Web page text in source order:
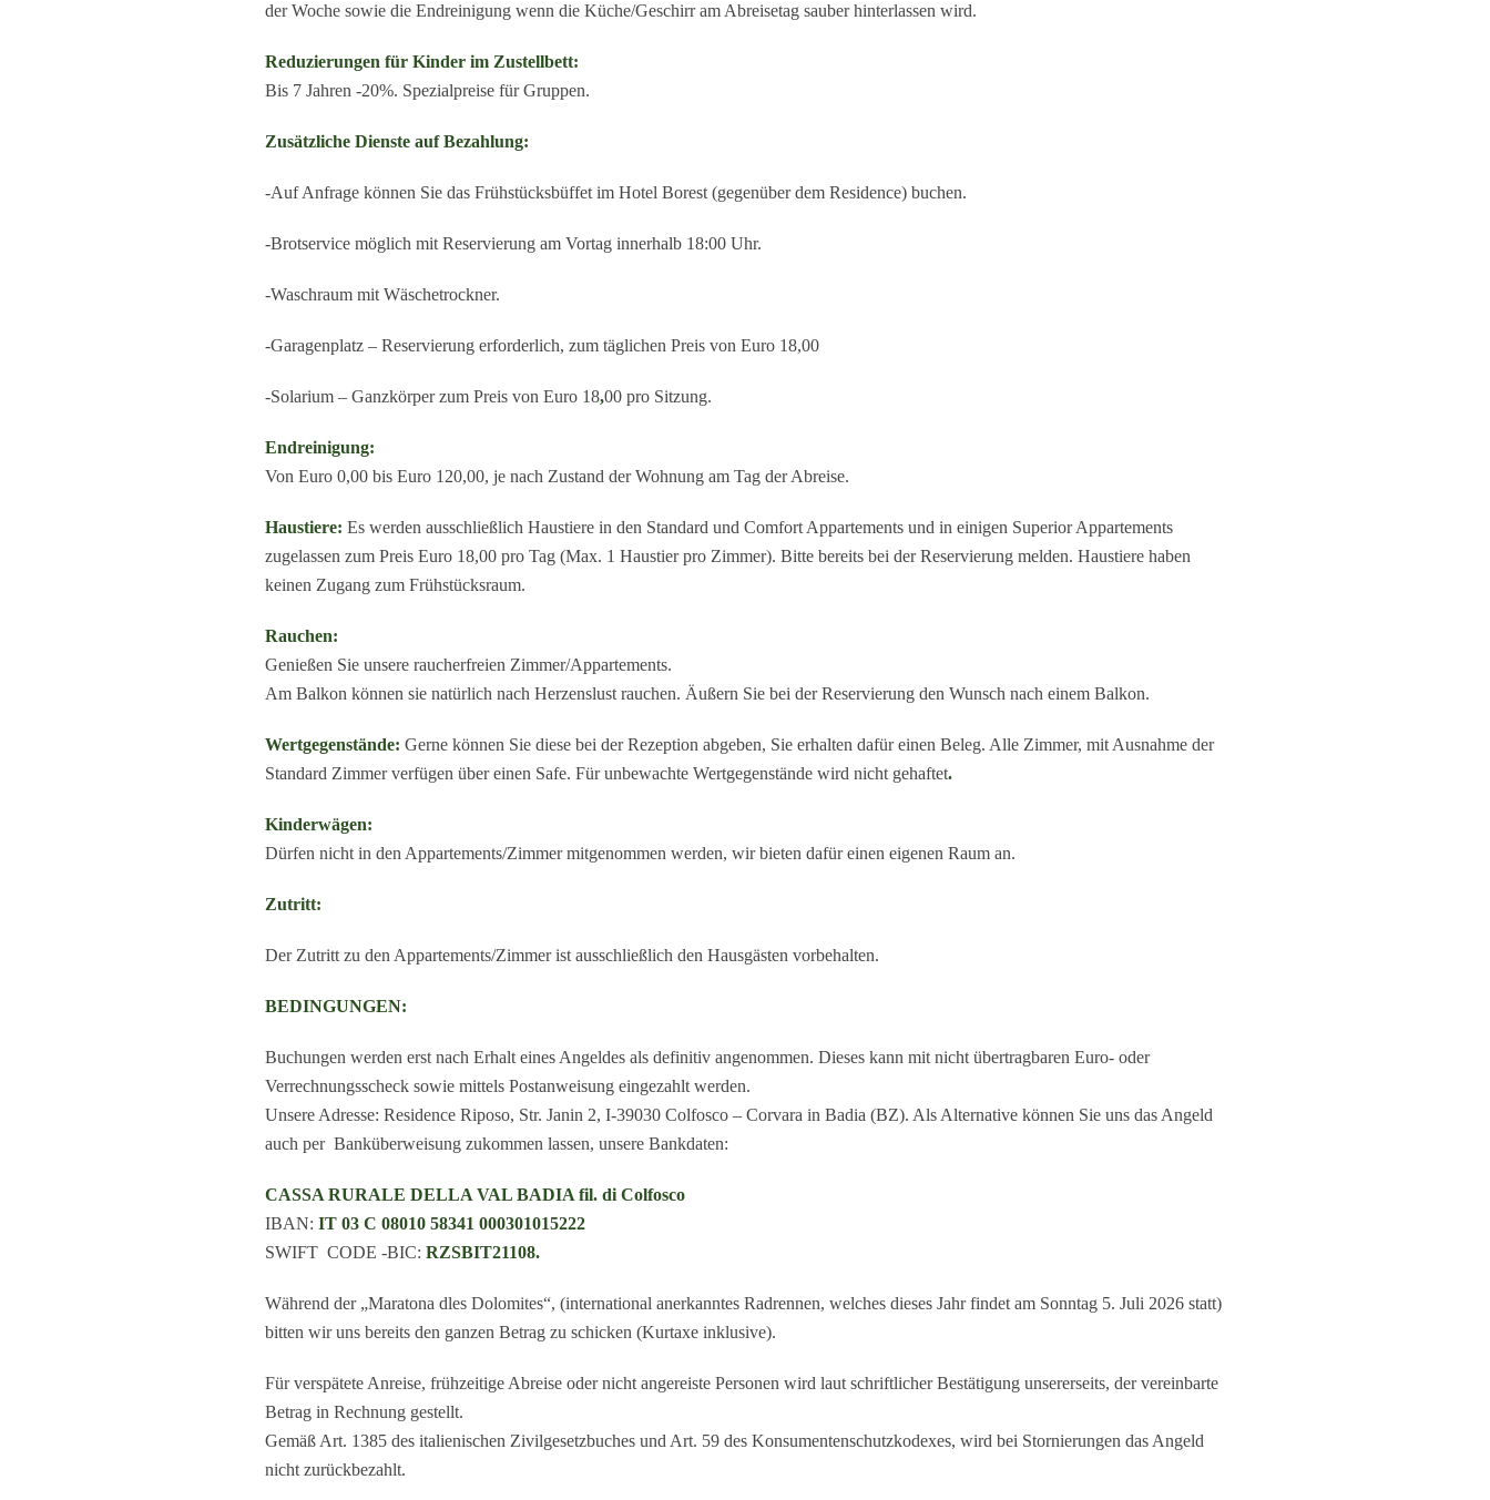
der Woche sowie die Endreinigung wenn die Küche/Geschirr am Abreisetag sauber hinterlassen wird.
Reduzierungen für Kinder im Zustellbett:
Bis 7 Jahren -20%. Spezialpreise für Gruppen.
Zusätzliche Dienste auf Bezahlung:
-Auf Anfrage können Sie das Frühstücksbüffet im Hotel Borest (gegenüber dem Residence) buchen.
-Brotservice möglich mit Reservierung am Vortag innerhalb 18:00 Uhr.
-Waschraum mit Wäschetrockner.
-Garagenplatz – Reservierung erforderlich, zum täglichen Preis von Euro 18,00
-Solarium – Ganzkörper zum Preis von Euro 18,00 pro Sitzung.
Endreinigung:
Von Euro 0,00 bis Euro 120,00, je nach Zustand der Wohnung am Tag der Abreise.
Haustiere: Es werden ausschließlich Haustiere in den Standard und Comfort Appartements und in einigen Superior Appartements
zugelassen zum Preis Euro 18,00 pro Tag (Max. 1 Haustier pro Zimmer). Bitte bereits bei der Reservierung melden. Haustiere haben
keinen Zugang zum Frühstücksraum.
Rauchen:
Genießen Sie unsere raucherfreien Zimmer/Appartements.
Am Balkon können sie natürlich nach Herzenslust rauchen. Äußern Sie bei der Reservierung den Wunsch nach einem Balkon.
Wertgegenstände: Gerne können Sie diese bei der Rezeption abgeben, Sie erhalten dafür einen Beleg. Alle Zimmer, mit Ausnahme der
Standard Zimmer verfügen über einen Safe. Für unbewachte Wertgegenstände wird nicht gehaftet.
Kinderwägen:
Dürfen nicht in den Appartements/Zimmer mitgenommen werden, wir bieten dafür einen eigenen Raum an.
Zutritt:
Der Zutritt zu den Appartements/Zimmer ist ausschließlich den Hausgästen vorbehalten.
BEDINGUNGEN:
Buchungen werden erst nach Erhalt eines Angeldes als definitiv angenommen. Dieses kann mit nicht übertragbaren Euro- oder
Verrechnungsscheck sowie mittels Postanweisung eingezahlt werden.
Unsere Adresse: Residence Riposo, Str. Janin 2, I-39030 Colfosco – Corvara in Badia (BZ). Als Alternative können Sie uns das Angeld
auch per Banküberweisung zukommen lassen, unsere Bankdaten:
CASSA RURALE DELLA VAL BADIA fil. di Colfosco
IBAN: IT 03 C 08010 58341 000301015222
SWIFT CODE -BIC: RZSBIT21108.
Während der „Maratona dles Dolomites“, (international anerkanntes Radrennen, welches dieses Jahr findet am Sonntag 5. Juli 2026 statt)
bitten wir uns bereits den ganzen Betrag zu schicken (Kurtaxe inklusive).
Für verspätete Anreise, frühzeitige Abreise oder nicht angereiste Personen wird laut schriftlicher Bestätigung unsererseits, der vereinbarte
Betrag in Rechnung gestellt.
Gemäß Art. 1385 des italienischen Zivilgesetzbuches und Art. 59 des Konsumentenschutzkodexes, wird bei Stornierungen das Angeld
nicht zurückbezahlt.